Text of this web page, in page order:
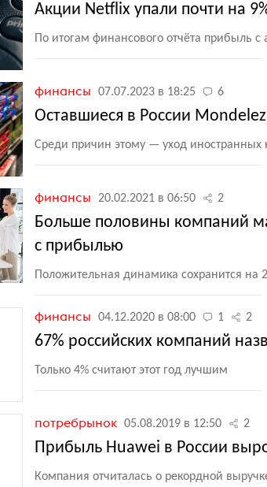
Акции Netflix упали почти на
По итогам финансового отчёта прибыль
финансы 07.07.2023 в 18:25 6
Оставшиеся в России
Среди причин этому — уход иностранных
финансы 20.02.2021 в 06:50 2
Больше половины компаний
с прибылью
Положительная динамика сохранится на
финансы 04.12.2020 в 08:00 1 2
67% российских компаний
Только 4% считают этот год лучшим
потребрынок 05.08.2019 в 12:50 2
Прибыль Huawei в России
Компания отчиталась о рекордной